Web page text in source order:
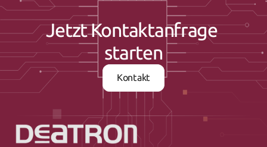
Jetzt Kontaktanfrage
starten
Kontakt